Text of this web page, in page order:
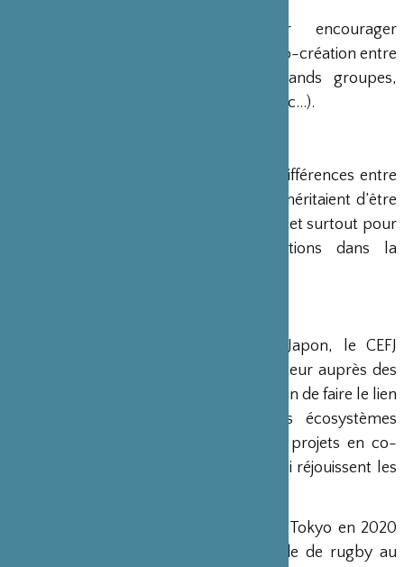
PROPOSER des solutions pour encourager
l’émergence d’un environnement de co-création entre
les innovateurs des deux pays (grands groupes,
startups, incubateurs, institutionnels etc…).
Parce que le CEFJ a observé que les différences entre
les écosystèmes français et japonais méritaient d’être
expliquées pour être mieux comprises et surtout pour
encourager davantage les co-créations dans la
D’ici 2021, année de la France au Japon, le CEFJ
souhaite intervenir en tant que facilitateur auprès des
startups, notamment des ScaleUps, afin de faire le lien
entre elles, des partenaires et des écosystèmes
dynamiques et de faire émerger des projets en co-
création entre la France et le Japon qui réjouissent les
Japonismes 2018, Jeux olympiques de Tokyo en 2020
et de Paris en 2024, coupe du monde de rugby au